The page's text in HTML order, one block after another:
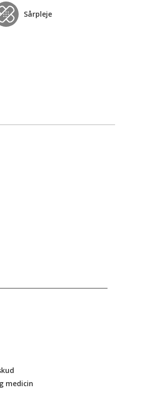
Sårpleje
medicin